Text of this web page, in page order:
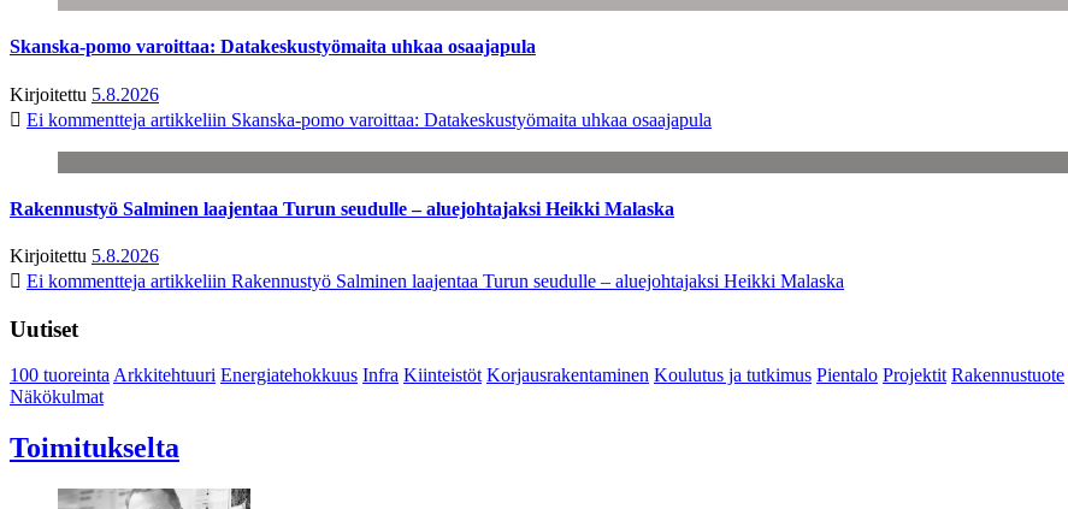
Skanska-pomo varoittaa: Datakeskustyömaita uhkaa osaajapula
Kirjoitettu 5.8.2026
Ei kommentteja artikkeliin Skanska-pomo varoittaa: Datakeskustyömaita uhkaa osaajapula
Rakennustyö Salminen laajentaa Turun seudulle – aluejohtajaksi Heikki Malaska
Kirjoitettu 5.8.2026
Ei kommentteja artikkeliin Rakennustyö Salminen laajentaa Turun seudulle – aluejohtajaksi Heikki Malaska
Uutiset
100 tuoreintaArkkitehtuuri Energiatehokkuus Infra Kiinteistöt Korjausrakentaminen Koulutus ja tutkimus Pientalo Projektit Rakennustuote
Näkökulmat
Toimitukselta